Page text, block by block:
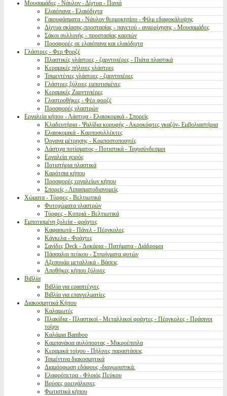
Μουσαμάδες - Νάυλον - Δίχτυα - Πανιά
Ελαιόπανα - Ελαιόδιχτα
Γαιουφάσματα - Νάυλον θερμοκηπίου - Φίλμ εδαφοκάλυψης
Δίχτυα σκίασης-προστασίας - παγετού - αναρρίχησης - Μουσαμάδες
Σάκοι συλλογής - προστασίας καρπών
Προσφορές σε ελαιόπανα και ελαιόδιχτα
Γλάστρες - Φερ Φορζέ
Πλαστικές γλάστρες - ζαρντινιέρες - Πιάτα πλαστικά
Κεραμικές πήλινες γλάστρες
Τσιμεντένιες γλάστρες - ζαρντινιέρες
Γλάστρες ξύλινες εμποτισμένες
Κεραμικές Ζαρντινιέρες
Γλαστροθήκες - Φέρ φορζέ
Προσφορές γλαστρών
Εργαλεία κήπου - Λάστιχα - Ελαιοκομικά - Σπορείς
Κλαδευτήρια - Ψαλίδια κορυφής - Ακροκόφτες γκαζόν- Εμβολιαστήρια
Ελαιοκομικά - Καρποσυλλέκτες
Όργανα μέτρησης - Κομποστοποιητές
Λάστιχα ποτίσματος - Ποτιστικά - Ταχυσύνδεσμοι
Εργαλεία χειρός
Ποτιστήρια πλαστικά
Καρότσια κήπου
Προσφορές εργαλείων κήπου
Σπορείς - Λιπασματοδιανομείς
Χώματα - Τύρφες - Βελτιωτικά
Φυτοχώματα γλαστρών
Τύρφες - Κοπριά - Βελτιωτικά
Εμποτισμένη ξυλεία - φράχτες
Καφασωτά - Πάνελ - Πέργκολες
Κάγκελα - Φράχτες
Σανίδες Deck - Δοκάρια - Πατήματα - Διάδρομοι
Πάσσαλοι πεύκου - Στηρίγματα φυτών
Αξεσουάρ μεταλλικά - Βάσεις
Αποθήκες κήπου ξύλινες
Βιβλία
Βιβλία για ερασιτέχνες
Βιβλία για επαγγελματίες
Διακοσμητικά Κήπου
Καλαμωτές
Πλακίδια - Πλαστικοί - Μεταλλικοί φράχτες - Πέργκολες - Πράσινοι
τοίχοι
Καλάμια Bamboo
Καμπανάκια αυλόπορτας - Μικροέπιπλα
Κεραμικά τοίχου - Πήλινες παραστάσεις
Τσιμέντινα διακοσμητικά
Διαμόρφωση εδάφους -διαχωριστικά.
Ελαφρόπετρα - Φλοιός Πεύκου
Βρύσες ορειχάλκινες
Φωτιστικά κήπου